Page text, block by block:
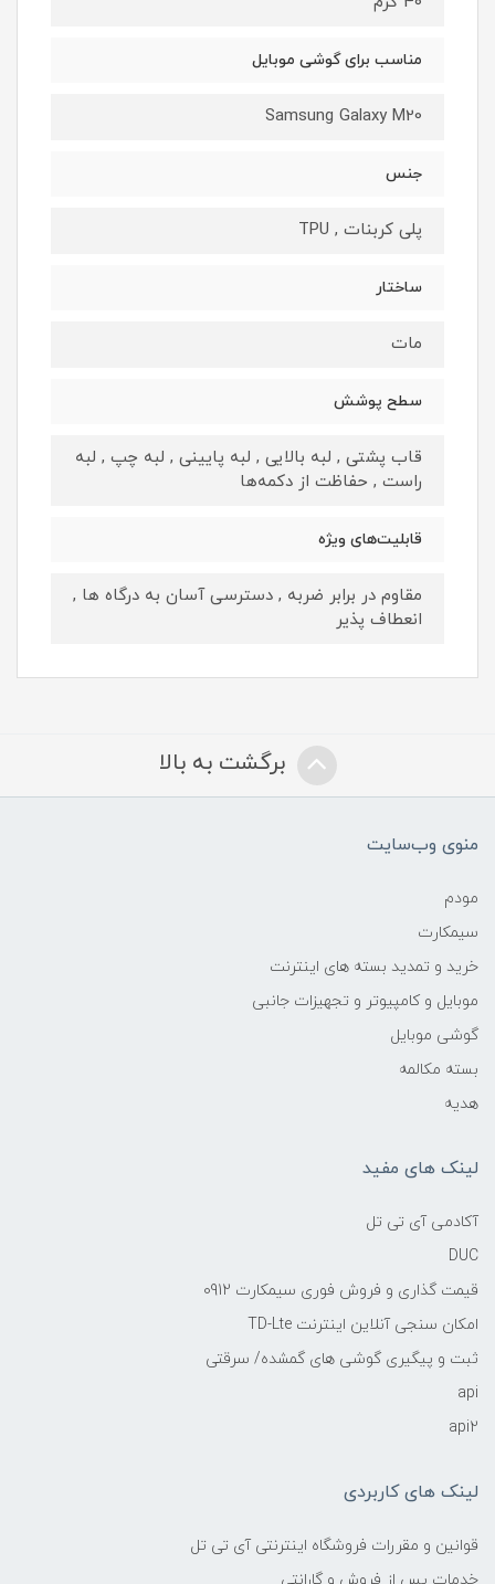
مناسب برای گوشی موبایل
Samsung Galaxy M20
جنس
پلی کربنات , TPU
ساختار
مات
سطح پوشش
قاب پشتی , لبه بالایی , لبه پایینی , لبه چپ , لبه
راست , حفاظت از دکمه‌ها
قابلیت‌های ویژه
مقاوم در برابر ضربه , دسترسی آسان به درگاه ها ,
انعطاف پذیر
برگشت به بالا
منوی وب‌سایت
مودم
سیمکارت
خرید و تمدید بسته های اینترنت
موبایل و کامپیوتر و تجهیزات جانبی
گوشی موبایل
بسته مکالمه
هدیه
لینک های مفید
آکادمی آی تی تل
DUC
قیمت گذاری و فروش فوری سیمکارت 0912
امکان سنجی آنلاین اینترنت TD-Lte
ثبت و پیگیری گوشی های گمشده/ سرقتی
api
api2
لینک های کاربردی
قوانین و مقررات فروشگاه اینترنتی آی تی تل